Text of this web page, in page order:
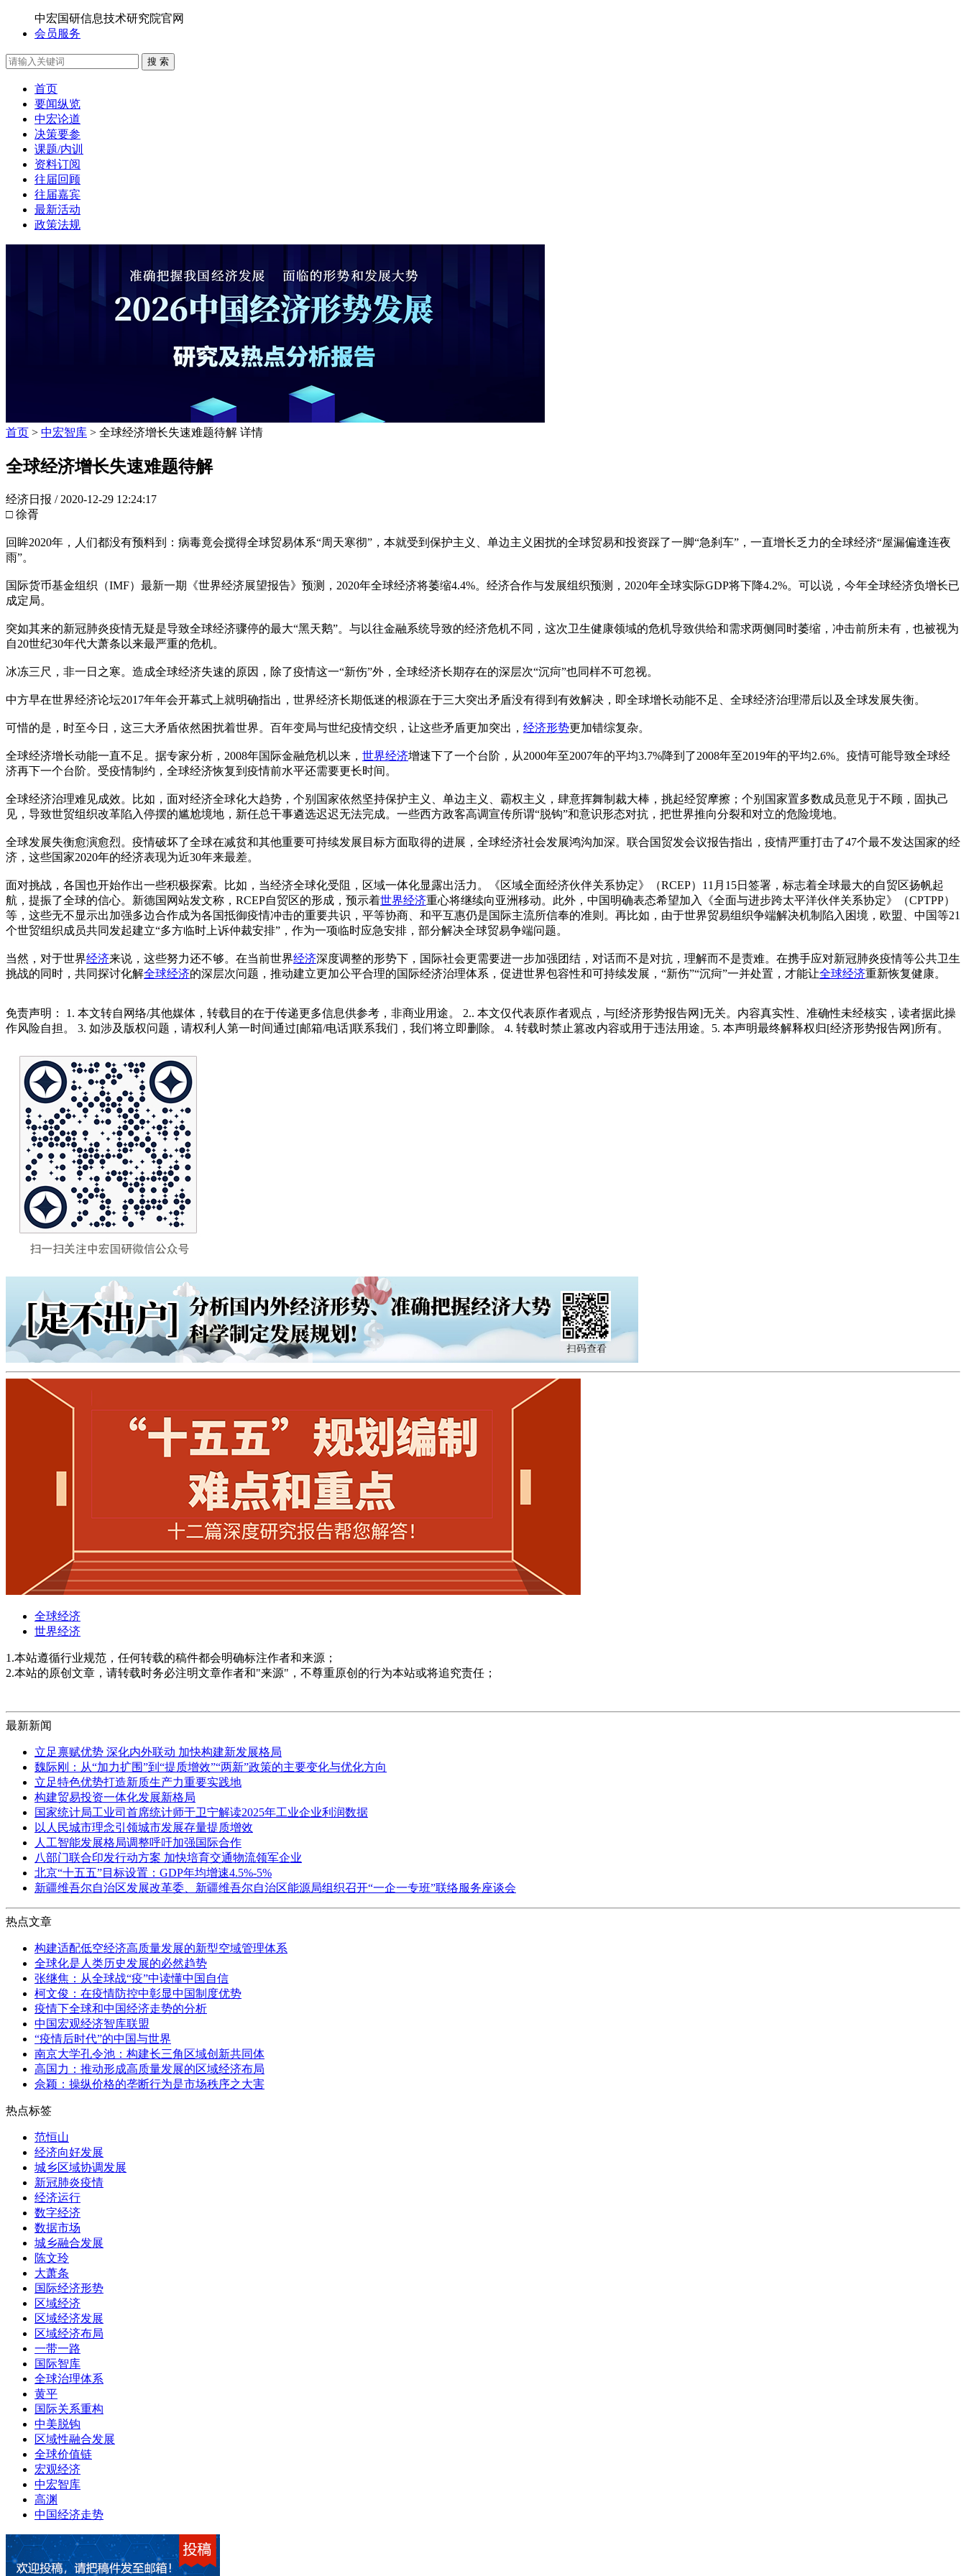
中宏国研信息技术研究院官网
会员服务
搜 索
首页
要闻纵览
中宏论道
决策要参
课题/内训
资料订阅
往届回顾
往届嘉宾
最新活动
政策法规
首页 > 中宏智库 > 全球经济增长失速难题待解 详情
全球经济增长失速难题待解
经济日报 / 2020-12-29 12:24:17
□ 徐胥
回眸2020年，人们都没有预料到：病毒竟会搅得全球贸易体系“周天寒彻”，本就受到保护主义、单边主义困扰的全球贸易和投资踩了一脚“急刹车”，一直增长乏力的全球经济“屋漏偏逢连夜
雨”。
国际货币基金组织（IMF）最新一期《世界经济展望报告》预测，2020年全球经济将萎缩4.4%。经济合作与发展组织预测，2020年全球实际GDP将下降4.2%。可以说，今年全球经济负增长已
成定局。
突如其来的新冠肺炎疫情无疑是导致全球经济骤停的最大“黑天鹅”。与以往金融系统导致的经济危机不同，这次卫生健康领域的危机导致供给和需求两侧同时萎缩，冲击前所未有，也被视为
自20世纪30年代大萧条以来最严重的危机。
冰冻三尺，非一日之寒。造成全球经济失速的原因，除了疫情这一“新伤”外，全球经济长期存在的深层次“沉疴”也同样不可忽视。
中方早在世界经济论坛2017年年会开幕式上就明确指出，世界经济长期低迷的根源在于三大突出矛盾没有得到有效解决，即全球增长动能不足、全球经济治理滞后以及全球发展失衡。
可惜的是，时至今日，这三大矛盾依然困扰着世界。百年变局与世纪疫情交织，让这些矛盾更加突出， 经济形势更加错综复杂。
全球经济增长动能一直不足。据专家分析，2008年国际金融危机以来， 世界经济增速下了一个台阶，从2000年至2007年的平均3.7%降到了2008年至2019年的平均2.6%。疫情可能导致全球经
济再下一个台阶。受疫情制约，全球经济恢复到疫情前水平还需要更长时间。
全球经济治理难见成效。比如，面对经济全球化大趋势，个别国家依然坚持保护主义、单边主义、霸权主义，肆意挥舞制裁大棒，挑起经贸摩擦；个别国家置多数成员意见于不顾，固执己
见，导致世贸组织改革陷入停摆的尴尬境地，新任总干事遴选迟迟无法完成。一些西方政客高调宣传所谓“脱钩”和意识形态对抗，把世界推向分裂和对立的危险境地。
全球发展失衡愈演愈烈。疫情破坏了全球在减贫和其他重要可持续发展目标方面取得的进展，全球经济社会发展鸿沟加深。联合国贸发会议报告指出，疫情严重打击了47个最不发达国家的经
济，这些国家2020年的经济表现为近30年来最差。
面对挑战，各国也开始作出一些积极探索。比如，当经济全球化受阻，区域一体化显露出活力。《区域全面经济伙伴关系协定》（RCEP）11月15日签署，标志着全球最大的自贸区扬帆起
航，提振了全球的信心。新德国网站发文称，RCEP自贸区的形成，预示着世界经济重心将继续向亚洲移动。此外，中国明确表态希望加入《全面与进步跨太平洋伙伴关系协定》（CPTPP）
等，这些无不显示出加强多边合作成为各国抵御疫情冲击的重要共识，平等协商、和平互惠仍是国际主流所信奉的准则。再比如，由于世界贸易组织争端解决机制陷入困境，欧盟、中国等21
个世贸组织成员共同发起建立“多方临时上诉仲裁安排”，作为一项临时应急安排，部分解决全球贸易争端问题。
当然，对于世界经济来说，这些努力还不够。在当前世界经济深度调整的形势下，国际社会更需要进一步加强团结，对话而不是对抗，理解而不是责难。在携手应对新冠肺炎疫情等公共卫生
挑战的同时，共同探讨化解全球经济的深层次问题，推动建立更加公平合理的国际经济治理体系，促进世界包容性和可持续发展，“新伤”“沉疴”一并处置，才能让全球经济重新恢复健康。
免责声明： 1. 本文转自网络/其他媒体，转载目的在于传递更多信息供参考，非商业用途。 2.. 本文仅代表原作者观点，与[经济形势报告网]无关。内容真实性、准确性未经核实，读者据此操
作风险自担。 3. 如涉及版权问题，请权利人第一时间通过[邮箱/电话]联系我们，我们将立即删除。 4. 转载时禁止篡改内容或用于违法用途。5. 本声明最终解释权归[经济形势报告网]所有。
全球经济
世界经济
1.本站遵循行业规范，任何转载的稿件都会明确标注作者和来源；
2.本站的原创文章，请转载时务必注明文章作者和"来源"，不尊重原创的行为本站或将追究责任；
最新新闻
立足禀赋优势 深化内外联动 加快构建新发展格局
魏际刚：从“加力扩围”到“提质增效”“两新”政策的主要变化与优化方向
立足特色优势打造新质生产力重要实践地
构建贸易投资一体化发展新格局
国家统计局工业司首席统计师于卫宁解读2025年工业企业利润数据
以人民城市理念引领城市发展存量提质增效
人工智能发展格局调整呼吁加强国际合作
八部门联合印发行动方案 加快培育交通物流领军企业
北京“十五五”目标设置：GDP年均增速4.5%-5%
新疆维吾尔自治区发展改革委、新疆维吾尔自治区能源局组织召开“一企一专班”联络服务座谈会
热点文章
构建适配低空经济高质量发展的新型空域管理体系
全球化是人类历史发展的必然趋势
张继焦：从全球战“疫”中读懂中国自信
柯文俊：在疫情防控中彰显中国制度优势
疫情下全球和中国经济走势的分析
中国宏观经济智库联盟
“疫情后时代”的中国与世界
南京大学孔令池：构建长三角区域创新共同体
高国力：推动形成高质量发展的区域经济布局
佘颖：操纵价格的垄断行为是市场秩序之大害
热点标签
范恒山
经济向好发展
城乡区域协调发展
新冠肺炎疫情
经济运行
数字经济
数据市场
城乡融合发展
陈文玲
大萧条
国际经济形势
区域经济
区域经济发展
区域经济布局
一带一路
国际智库
全球治理体系
黄平
国际关系重构
中美脱钩
区域性融合发展
全球价值链
宏观经济
中宏智库
高渊
中国经济走势